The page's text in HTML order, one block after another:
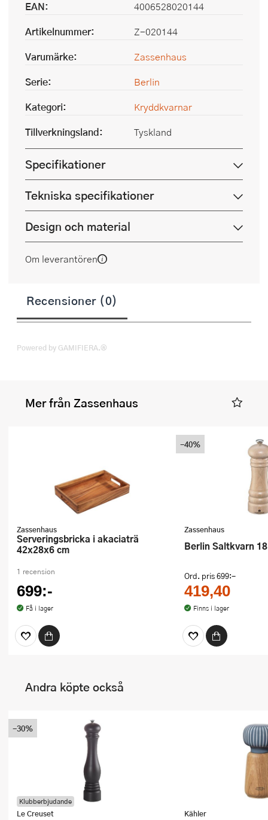
EAN:
4006528020144
Artikelnummer:
Z-020144
Varumärke:
Zassenhaus
Serie:
Berlin
Kategori:
Kryddkvarnar
Tillverkningsland:
Tyskland
Specifikationer
Tekniska specifikationer
Design och material
Om leverantören
Recensioner (0)
Powered by GAMIFIERA.®
Mer från Zassenhaus
Zassenhaus
Serveringsbricka i akaciaträ
42x28x6 cm
1 recension
699:-
Få i lager
Zassenhaus
Berlin Saltkvarn
Ord. pris699:-
419,40
Finns i lager
-40%
Andra köpte också
Klubberbjudande
Le Creuset
-30%
Kähler